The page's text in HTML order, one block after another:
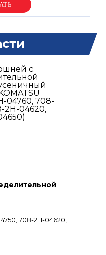
цену
708-2H-04620,